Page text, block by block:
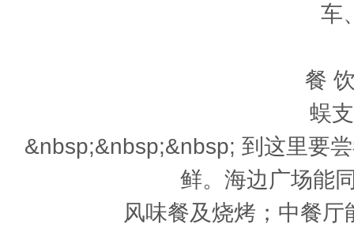
车
餐
蜈
&nbsp;&nbsp;&nbsp; 到这里要
鲜。海边广场能
风味餐及烧烤；中餐